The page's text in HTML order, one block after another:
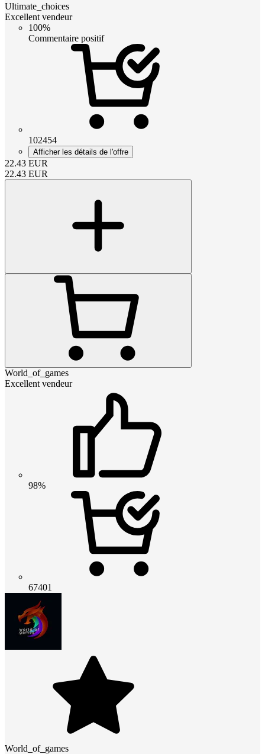
Ultimate_choices
Excellent vendeur
100%
Commentaire positif
102454
Afficher les détails de l'offre
22.43 EUR
22.43 EUR
World_of_games
Excellent vendeur
98%
67401
World_of_games